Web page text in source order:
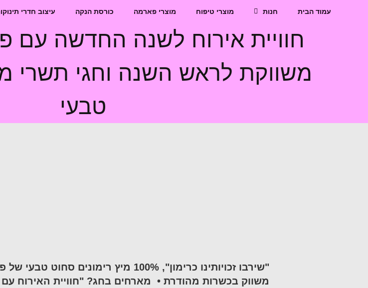
עמוד הבית חנות מוצרי טיפוח מוצרי פארמה כורסת הנקה עיצוב חדרי
חוויית אירוח לשנה החדשה עם
משווקת לראש השנה וחגי תשרי
טבעי
"שירבו זכויותינו כרימון", 100% מיץ רימונים סחוט
משווק בכשרות מהודרת • מארחים בחג? "חוויית האירוח